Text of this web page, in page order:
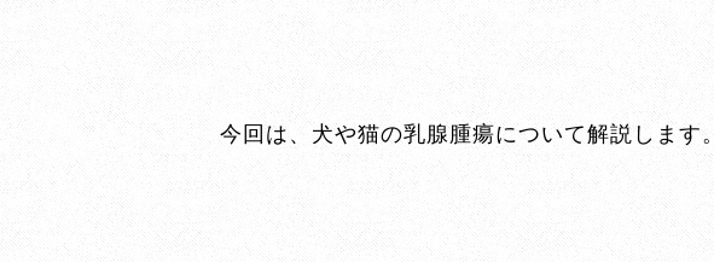
今回は、犬や猫の乳腺腫瘍について解説します。